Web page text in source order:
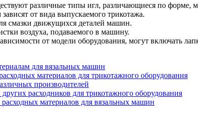
различные типы игл, различающиеся по форме,
от вида выпускаемого трикотажа.
смазки движущихся деталей машин.
воздуха, подаваемого в машину.
от модели оборудования, могут включать
для вязальных машин
материалов для трикотажного оборудования
производителей
расходников для трикотажного оборудования
материалов для вязальных машин